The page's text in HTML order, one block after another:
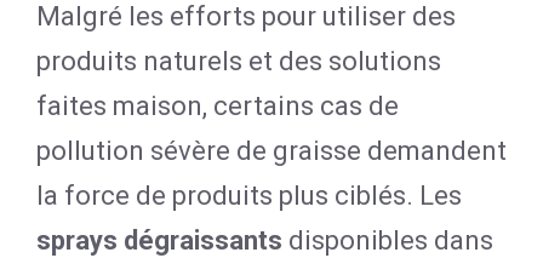
Malgré les efforts pour utiliser des
produits naturels et des solutions
faites maison, certains cas de
pollution sévère de graisse demandent
la force de produits plus ciblés. Les
sprays dégraissants disponibles dans